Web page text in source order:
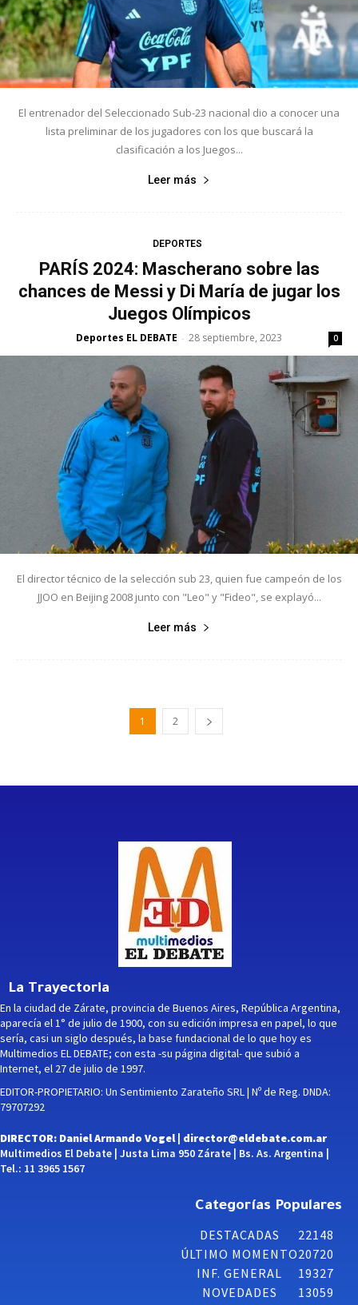
El entrenador del Seleccionado Sub-23 nacional dio a conocer una
lista preliminar de los jugadores con los que buscará la
clasificación a los Juegos...
Leer más
DEPORTES
PARÍS 2024: Mascherano sobre las
chances de Messi y Di María de jugar los
Juegos Olímpicos
Deportes EL DEBATE - 28 septiembre, 2023 0
El director técnico de la selección sub 23, quien fue campeón de los
JJOO en Beijing 2008 junto con "Leo" y "Fideo", se explayó...
Leer más
1 2
La Trayectoria
En la ciudad de Zárate, provincia de Buenos Aires, República Argentina,
aparecía el 1° de julio de 1900, con su edición impresa en papel, lo que
sería, casi un siglo después, la base fundacional de lo que hoy es
Multimedios EL DEBATE; con esta -su página digital- que subió a
Internet, el 27 de julio de 1997.
EDITOR-PROPIETARIO: Un Sentimiento Zarateño SRL | Nº de Reg. DNDA:
79707292
DIRECTOR: Daniel Armando Vogel | director@eldebate.com.ar
Multimedios El Debate | Justa Lima 950 Zárate | Bs. As. Argentina |
Tel.: 11 3965 1567
Categorías Populares
DESTACADAS
22148
ÚLTIMO MOMENTO20720
INF. GENERAL
19327
NOVEDADES
13059